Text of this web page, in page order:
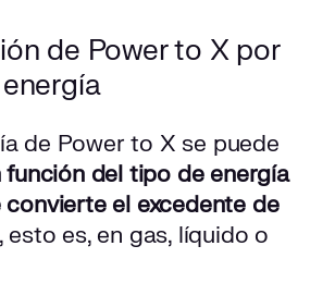
de Power to X por
de Power to X se puede
función del tipo de energía
convierte el excedente de
esto es, en gas, líquido o